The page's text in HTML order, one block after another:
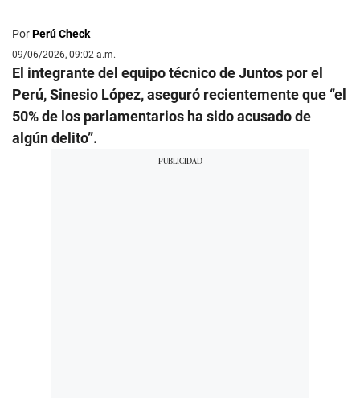
PorPerú Check
09/06/2026, 09:02 a.m.
El integrante del equipo técnico de Juntos por el
Perú, Sinesio López, aseguró recientemente que “el
50% de los parlamentarios ha sido acusado de
algún delito”.